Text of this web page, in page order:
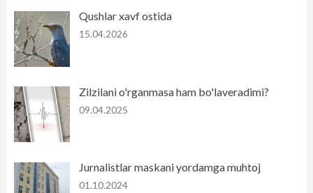
Qushlar xavf ostida
15.04.2026
Zilzilani o'rganmasa ham bo'laveradimi?
09.04.2025
Jurnalistlar maskani yordamga muhtoj
01.10.2024